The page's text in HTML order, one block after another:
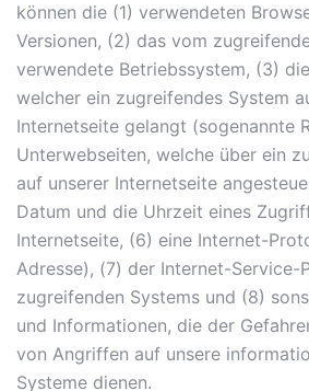
können die (1) verwendeten
Versionen, (2) das vom
verwendete Betriebssystem, (3)
welcher ein zugreifendes System
Internetseite gelangt (sogenannte
Unterwebseiten, welche über ein
auf unserer Internetseite
Datum und die Uhrzeit eines
Internetseite, (6) eine Internet-
Adresse), (7) der Internet-Service-
zugreifenden Systems und (8)
und Informationen, die der
von Angriffen auf unsere
Systeme dienen.